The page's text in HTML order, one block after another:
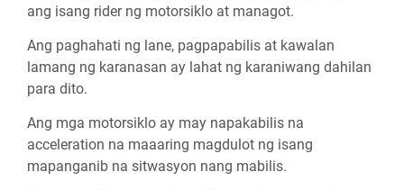
ang isang rider ng motorsiklo at managot.
Ang paghahati ng lane, pagpapabilis at kawalan
lamang ng karanasan ay lahat ng karaniwang dahilan
para dito.
Ang mga motorsiklo ay may napakabilis na
acceleration na maaaring magdulot ng isang
mapanganib na sitwasyon nang mabilis.